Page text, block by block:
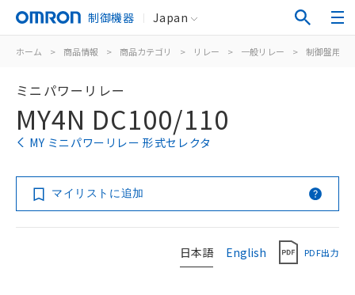
制御機器 Japan
ホーム > 商品情報 > 商品カテゴリ > リレー > 一般リレー > 制御盤用
ミニパワーリレー
MY4N DC100/110
MY ミニパワーリレー 形式セレクタ
マイリストに追加
日本語 English PDF出力